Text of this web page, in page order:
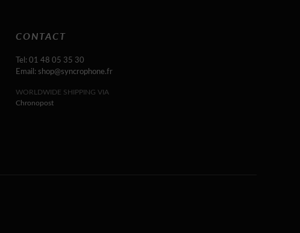
CONTACT
Tel: 01 48 05 35 30
Email: shop@syncrophone.fr
WORLDWIDE SHIPPING VIA
Chronopost